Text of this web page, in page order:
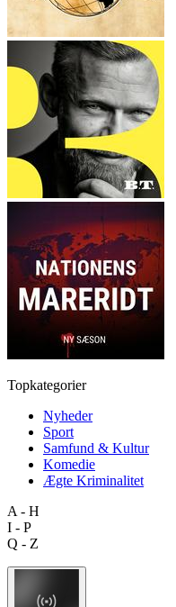
Topkategorier
Nyheder
Sport
Samfund & Kultur
Komedie
Ægte Kriminalitet
A - H
I - P
Q - Z